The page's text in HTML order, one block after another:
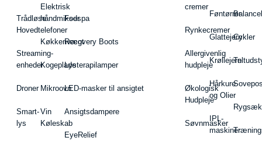
Trådløse
Hovedtelefoner
Streaming-
enheder
Droner
Smart-
lys
Elektrisk
håndmikser
Køkkenvægt
Kogeplade
Mikroovn
Vin
Køleskab
Fodspa
Recovery Boots
Lysterapilamper
LED-masker til ansigtet
Ansigtsdampere
EyeRelief
cremer
Rynkecremer
Allergivenlig
hudpleje
Økologisk
Hudpleje
Søvnmasker
Føntørrer
Glattejern
Krøllejern
Hårkure
og Olier
IPL-
maskiner
Cykler